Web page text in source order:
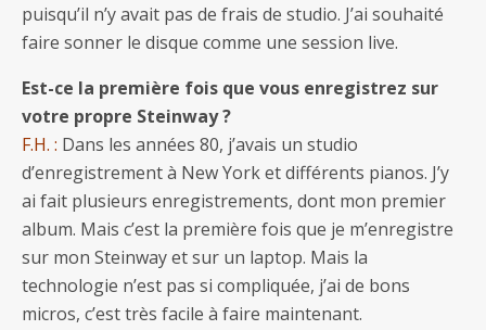
puisqu’il n’y avait pas de frais de studio. J’ai souhaité
faire sonner le disque comme une session live.
Est-ce la première fois que vous enregistrez sur
votre propre Steinway ?
F.H. : Dans les années 80, j’avais un studio
d’enregistrement à New York et différents pianos. J’y
ai fait plusieurs enregistrements, dont mon premier
album. Mais c’est la première fois que je m’enregistre
sur mon Steinway et sur un laptop. Mais la
technologie n’est pas si compliquée, j’ai de bons
micros, c’est très facile à faire maintenant.